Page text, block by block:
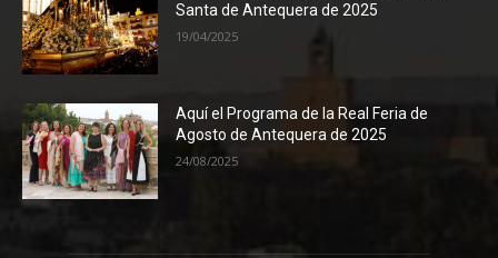
Santa de Antequera de 2025
19/04/2025
Aquí el Programa de la Real Feria de
Agosto de Antequera de 2025
24/08/2025